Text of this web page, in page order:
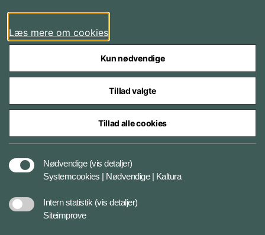
LinkedIn
Styrelser og myndigheder under Forsvarsministeriet
Læs mere om cookies
Kun nødvendige
Tillad valgte
Tillad alle cookies
Nødvendige (vis detaljer)
Systemcookies | Nødvendige | Kaltura
Intern statistik (vis detaljer)
Siteimprove